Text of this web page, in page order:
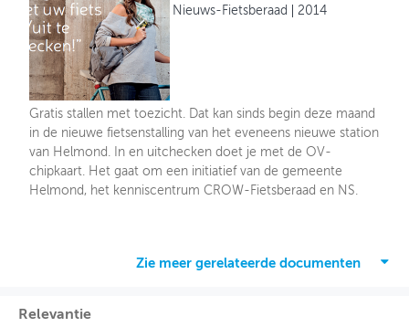
Nieuws-Fietsberaad 2014
Gratis stallen met toezicht. Dat kan sinds begin deze maand
in de nieuwe fietsenstalling van het eveneens nieuwe station
van Helmond. In en uitchecken doet je met de OV-
chipkaart. Het gaat om een initiatief van de gemeente
Helmond, het kenniscentrum CROW-Fietsberaad en NS.
Zie meer gerelateerde documenten
Relevantie